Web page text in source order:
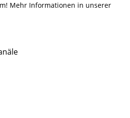
Mehr Informationen in unserer